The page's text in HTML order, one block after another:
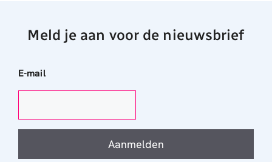
Meld je aan voor de nieuwsbrief
E-mail
Aanmelden